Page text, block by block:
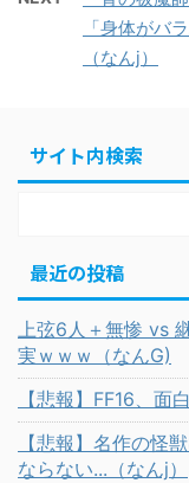
「身体がバ
（なんj）
サイト内検索
最近の投稿
上弦6人＋無惨 vs
実ｗｗｗ（なんG)
【悲報】FF16、面
【悲報】名作の怪
ならない...（なんj）